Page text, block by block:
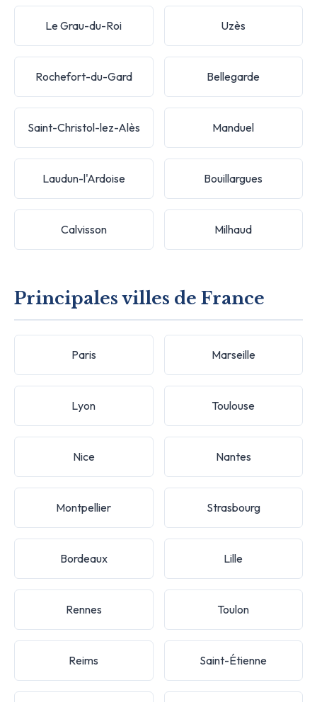
Le Grau-du-Roi Uzès
Rochefort-du-Gard Bellegarde
Saint-Christol-lez-Alès Manduel
Laudun-l'Ardoise Bouillargues
Calvisson Milhaud
Principales villes de France
Paris Marseille
Lyon Toulouse
Nice Nantes
Montpellier Strasbourg
Bordeaux Lille
Rennes Toulon
Reims Saint-Étienne